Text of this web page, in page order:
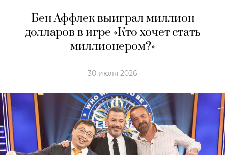
Бен Аффлек выиграл миллион
долларов в игре «Кто хочет стать
миллионером?»
30 июля 2026